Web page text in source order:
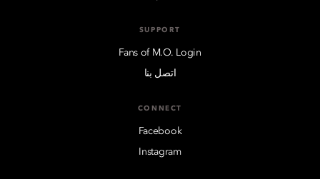
SUPPORT
Fans of M.O. Login
اتصل بنا
CONNECT
Facebook
Instagram